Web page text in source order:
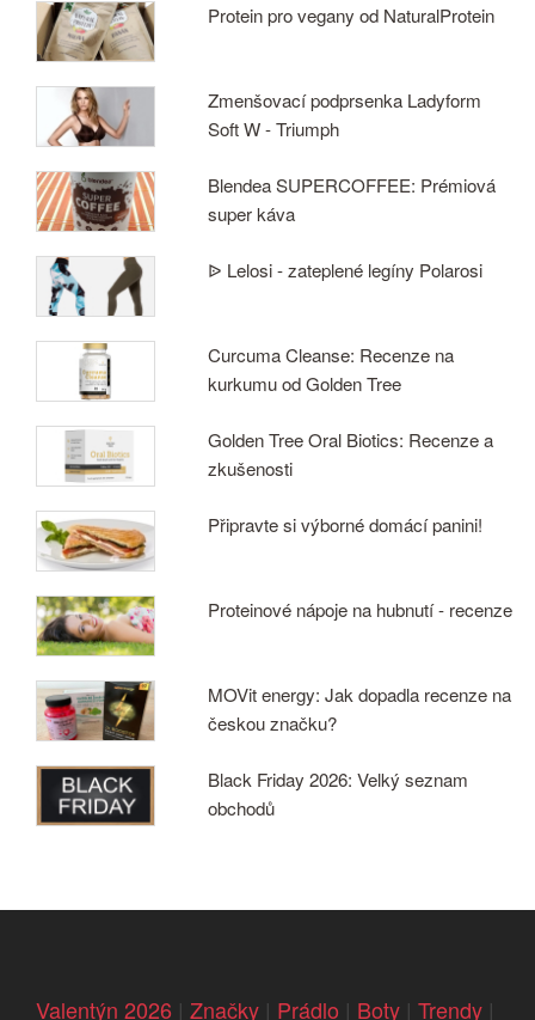
Protein pro vegany od NaturalProtein
Zmenšovací podprsenka Ladyform
Soft W - Triumph
Blendea SUPERCOFFEE: Prémiová
super káva
ᐉ Lelosi - zateplené legíny Polarosi
Curcuma Cleanse: Recenze na
kurkumu od Golden Tree
Golden Tree Oral Biotics: Recenze a
zkušenosti
Připravte si výborné domácí panini!
Proteinové nápoje na hubnutí - recenze
MOVit energy: Jak dopadla recenze na
českou značku?
Black Friday 2026: Velký seznam
obchodů
Valentýn 2026 | Značky | Prádlo | Boty | Trendy |